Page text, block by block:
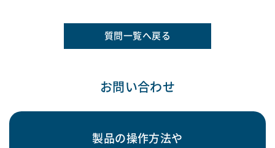
質問一覧へ戻る
お問い合わせ
製品の操作方法や